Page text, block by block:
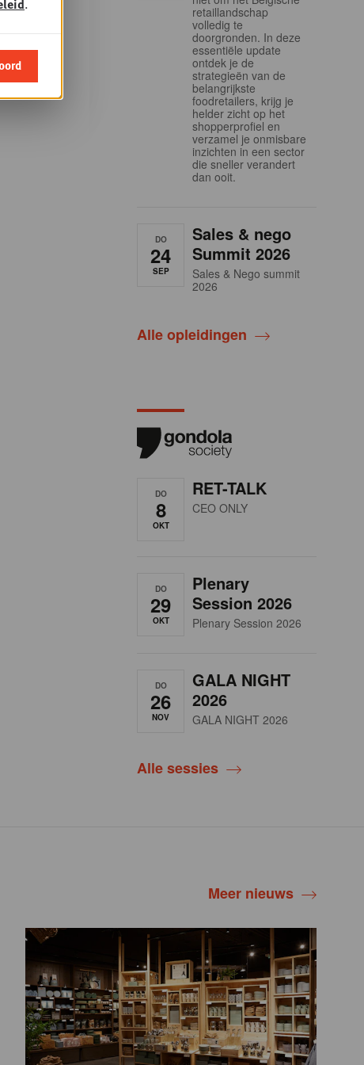
retaillandschap
volledig te
doorgronden. In deze
essentiële update
ontdek je de
strategieën van de
belangrijkste
foodretailers, krijg je
helder zicht op het
shopperprofiel en
verzamel je onmisbare
inzichten in een sector
die sneller verandert
dan ooit.
DO
24
SEP
Sales & nego
Summit 2026
Sales & Nego summit
2026
Alle opleidingen
DO
8
OKT
RET-TALK
CEO ONLY
DO
29
OKT
Plenary
Session 2026
Plenary Session 2026
DO
26
NOV
GALA NIGHT
2026
GALA NIGHT 2026
Alle sessies
Meer nieuws
.